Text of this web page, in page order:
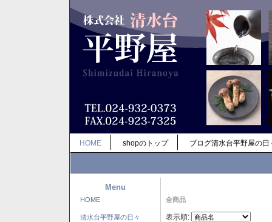
HOME shopのトップ ブログ清水台平野屋の日
Menu
HOME
清水台平野屋の日々
全商品
表示順: